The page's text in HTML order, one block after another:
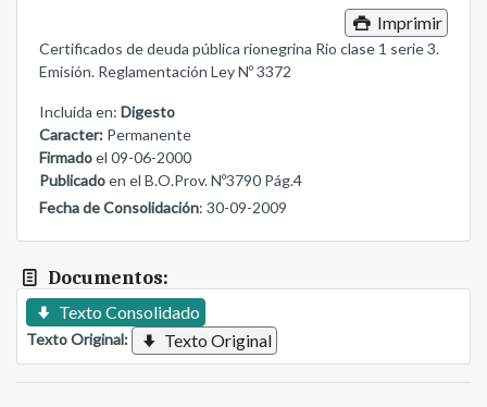
Imprimir
Certificados de deuda pública rionegrina Rio clase 1 serie 3.
Emisión. Reglamentación Ley Nº 3372
Incluida en: Digesto
Caracter: Permanente
Firmadoel 09-06-2000
Publicadoen el B.O.Prov. Nº3790 Pág.4
Fecha de Consolidación: 30-09-2009
Documentos:
Texto Consolidado
Texto Original: Texto Original